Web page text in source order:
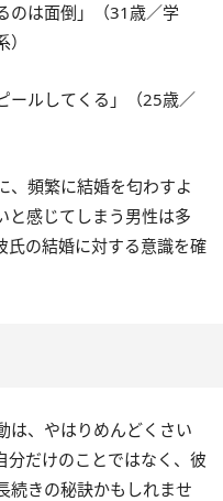
のは面倒」（31歳／学
ールしてくる」（25歳／
、頻繁に結婚を匂わすよ
と感じてしまう男性は多
氏の結婚に対する意識を確
は、やはりめんどくさい
分だけのことではなく、彼
続きの秘訣かもしれませ